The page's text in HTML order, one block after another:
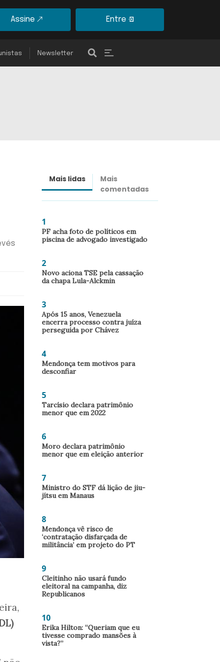
Assine Entre
Newsletter
Mais lidas
Mais
comentadas
1
PF acha foto de políticos em
piscina de advogado investigado
2
Novo aciona TSE pela cassação
da chapa Lula-Alckmin
3
Após 15 anos, Venezuela
encerra processo contra juíza
perseguida por Chávez
4
Mendonça tem motivos para
desconfiar
5
Tarcísio declara patrimônio
menor que em 2022
6
Moro declara patrimônio
menor que em eleição anterior
7
Ministro do STF dá lição de jiu-
jítsu em Manaus
8
Mendonça vê risco de
‘contratação disfarçada de
militância’ em projeto do PT
9
Cleitinho não usará fundo
eleitoral na campanha, diz
Republicanos
10
Erika Hilton: “Queriam que eu
tivesse comprado mansões à
vista?”